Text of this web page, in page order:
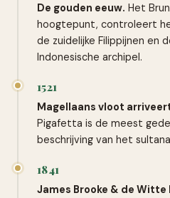
De gouden eeuw. Het
hoogtepunt, controleert
de zuidelijke Filippijnen en
Indonesische archipel.
1521
Magellaans vloot
Pigafetta is de meest
beschrijving van het
1841
James Brooke & de Witte